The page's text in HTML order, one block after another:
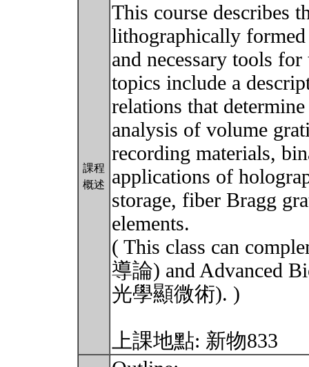
課程
概述
This course describes
lithographically
and necessary tools
topics include a
relations that
analysis of volume
recording materials,
applications of
storage, fiber Bragg
elements.
( This class can
導論) and Advanced
光學顯微術). )
上課地點: 新物833